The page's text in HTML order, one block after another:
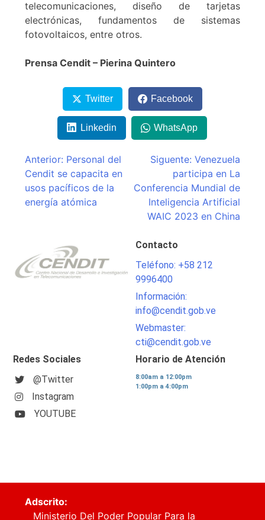
telecomunicaciones, diseño de tarjetas
electrónicas, fundamentos de sistemas
fotovoltaicos, entre otros.
Prensa Cendit – Pierina Quintero
Twitter Facebook
Linkedin WhatsApp
Navegación
de
entradas
Anterior: Personal del
Cendit se capacita en
usos pacíficos de la
energía atómica
Siguente: Venezuela
participa en La
Conferencia Mundial de
Inteligencia Artificial
WAIC 2023 en China
Contacto
Teléfono: +58 212
9996400
Información:
info@cendit.gob.ve
Webmaster:
cti@cendit.gob.ve
Redes Sociales
@Twitter
Instagram
YOUTUBE
Horario de Atención
8:00am a 12:00pm
1:00pm a 4:00pm
Adscrito:
Ministerio Del Poder Popular Para la